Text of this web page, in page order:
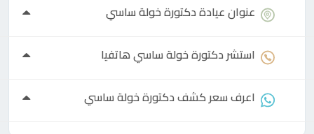
عنوان عيادةدكتورةخولة ساسي
استشردكتورةخولة ساسي هاتفيا
اعرف سعر كشفدكتورةخولة ساسي